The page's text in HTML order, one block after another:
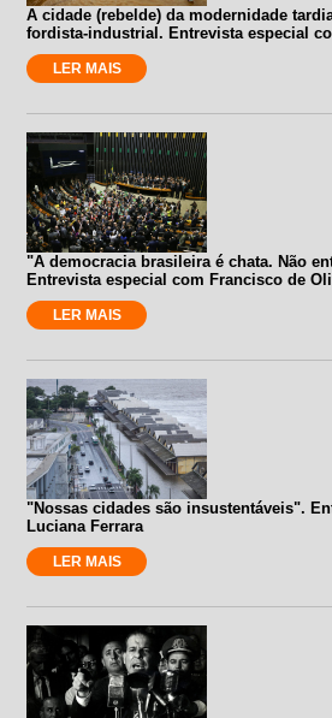
A cidade (rebelde) da modernidade
fordista-industrial. Entrevista especial
LER MAIS
"A democracia brasileira é chata. Não
Entrevista especial com Francisco de
LER MAIS
"Nossas cidades são insustentáveis".
Luciana Ferrara
LER MAIS